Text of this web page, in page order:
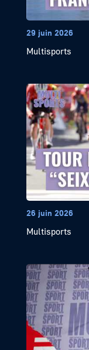
29 juin 2026
Multisports
26 juin 2026
Multisports